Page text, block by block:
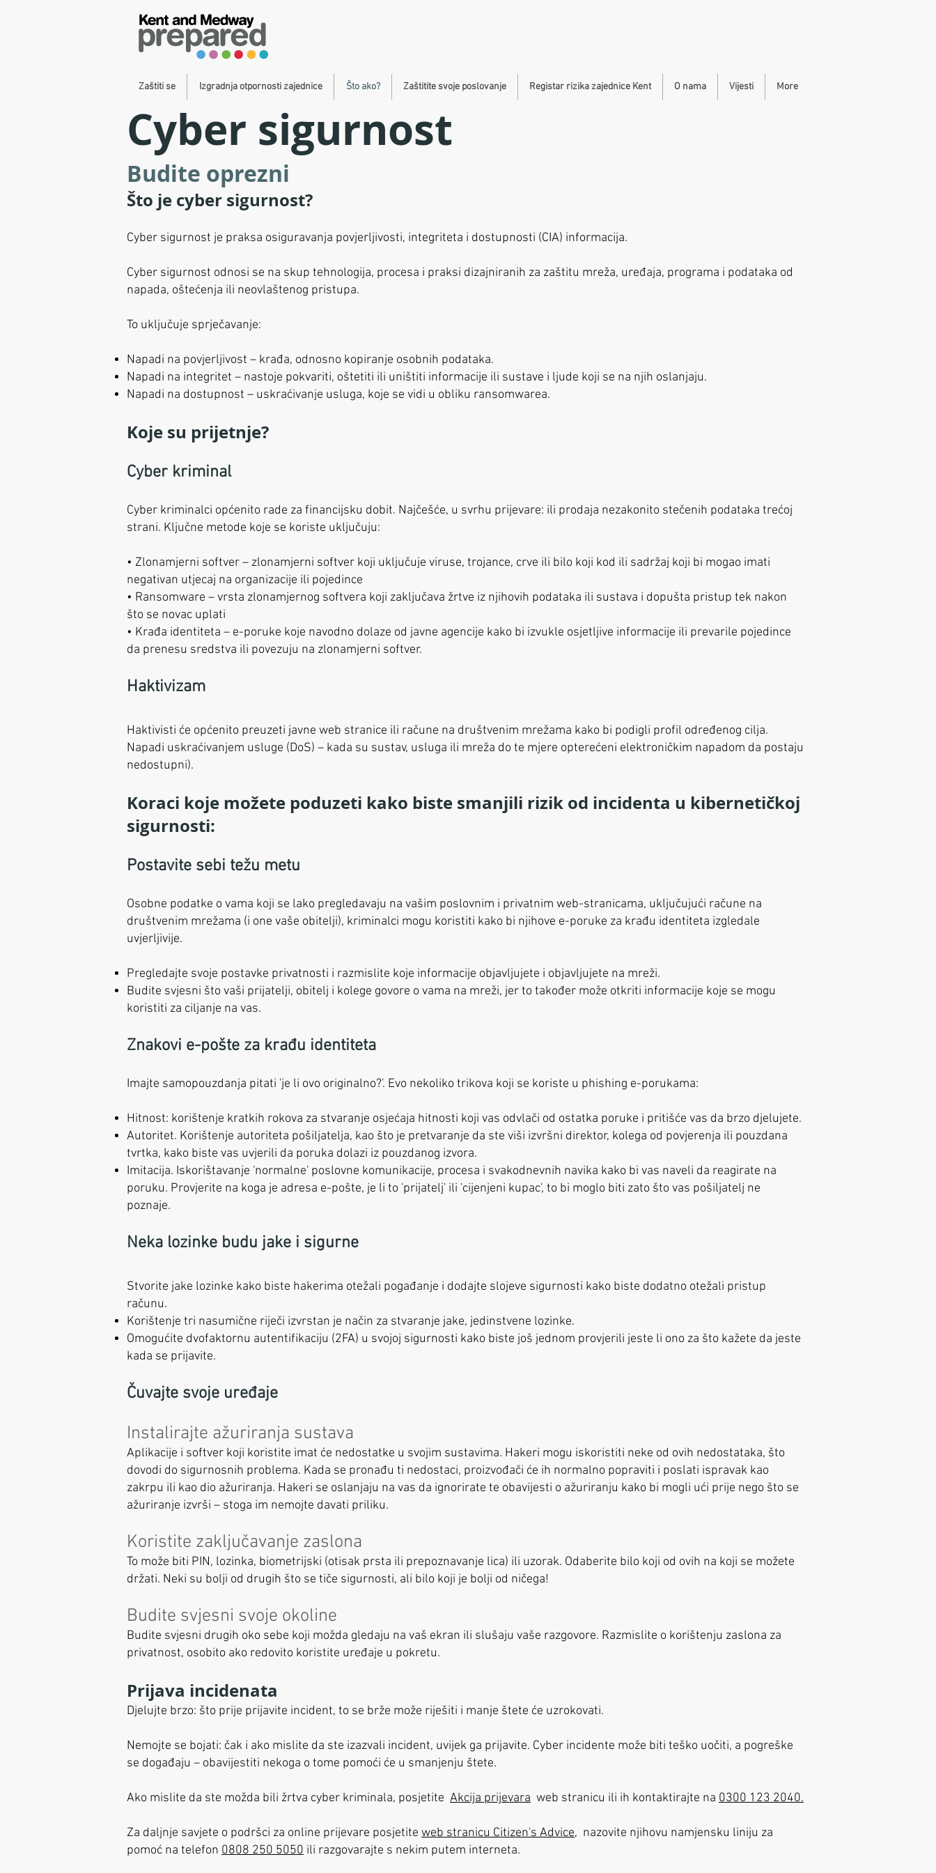
Zaštiti se Izgradnja otpornosti zajednice Što ako? Zaštitite svoje poslovanje Registar rizika zajednice Kent O nama Vijesti More
Cyber sigurnost
Budite oprezni
Što je cyber sigurnost?
Cyber sigurnost je praksa osiguravanja povjerljivosti, integriteta i dostupnosti (CIA) informacija.
Cyber sigurnost odnosi se na skup tehnologija, procesa i praksi dizajniranih za zaštitu mreža, uređaja, programa i podataka od
napada, oštećenja ili neovlaštenog pristupa.
To uključuje sprječavanje:
Napadi na povjerljivost – krađa, odnosno kopiranje osobnih podataka.
Napadi na integritet – nastoje pokvariti, oštetiti ili uništiti informacije ili sustave i ljude koji se na njih oslanjaju.
Napadi na dostupnost – uskraćivanje usluga, koje se vidi u obliku ransomwarea.
Koje su prijetnje?
Cyber kriminal
Cyber kriminalci općenito rade za financijsku dobit. Najčešće, u svrhu prijevare: ili prodaja nezakonito stečenih podataka trećoj
strani. Ključne metode koje se koriste uključuju:
• Zlonamjerni softver – zlonamjerni softver koji uključuje viruse, trojance, crve ili bilo koji kod ili sadržaj koji bi mogao imati
negativan utjecaj na organizacije ili pojedince
• Ransomware – vrsta zlonamjernog softvera koji zaključava žrtve iz njihovih podataka ili sustava i dopušta pristup tek nakon
što se novac uplati
• Krađa identiteta – e-poruke koje navodno dolaze od javne agencije kako bi izvukle osjetljive informacije ili prevarile pojedince
da prenesu sredstva ili povezuju na zlonamjerni softver.
Haktivizam
Haktivisti će općenito preuzeti javne web stranice ili račune na društvenim mrežama kako bi podigli profil određenog cilja.
Napadi uskraćivanjem usluge (DoS) – kada su sustav, usluga ili mreža do te mjere opterećeni elektroničkim napadom da postaju
nedostupni).
Koraci koje možete poduzeti kako biste smanjili rizik od incidenta u kibernetičkoj
sigurnosti:
Postavite sebi težu metu
Osobne podatke o vama koji se lako pregledavaju na vašim poslovnim i privatnim web-stranicama, uključujući račune na
društvenim mrežama (i one vaše obitelji), kriminalci mogu koristiti kako bi njihove e-poruke za krađu identiteta izgledale
uvjerljivije.
Pregledajte svoje postavke privatnosti i razmislite koje informacije objavljujete i objavljujete na mreži.
Budite svjesni što vaši prijatelji, obitelj i kolege govore o vama na mreži, jer to također može otkriti informacije koje se mogu
koristiti za ciljanje na vas.
Znakovi e-pošte za krađu identiteta
Imajte samopouzdanja pitati 'je li ovo originalno?'. Evo nekoliko trikova koji se koriste u phishing e-porukama:
Hitnost: korištenje kratkih rokova za stvaranje osjećaja hitnosti koji vas odvlači od ostatka poruke i pritišće vas da brzo djelujete.
Autoritet. Korištenje autoriteta pošiljatelja, kao što je pretvaranje da ste viši izvršni direktor, kolega od povjerenja ili pouzdana
tvrtka, kako biste vas uvjerili da poruka dolazi iz pouzdanog izvora.
Imitacija. Iskorištavanje 'normalne' poslovne komunikacije, procesa i svakodnevnih navika kako bi vas naveli da reagirate na
poruku. Provjerite na koga je adresa e-pošte, je li to 'prijatelj' ili 'cijenjeni kupac', to bi moglo biti zato što vas pošiljatelj ne
poznaje.
Neka lozinke budu jake i sigurne
Stvorite jake lozinke kako biste hakerima otežali pogađanje i dodajte slojeve sigurnosti kako biste dodatno otežali pristup
računu.
Korištenje tri nasumične riječi izvrstan je način za stvaranje jake, jedinstvene lozinke.
Omogućite dvofaktornu autentifikaciju (2FA) u svojoj sigurnosti kako biste još jednom provjerili jeste li ono za što kažete da jeste
kada se prijavite.
Čuvajte svoje uređaje
Instalirajte ažuriranja sustava
Aplikacije i softver koji koristite imat će nedostatke u svojim sustavima. Hakeri mogu iskoristiti neke od ovih nedostataka, što
dovodi do sigurnosnih problema. Kada se pronađu ti nedostaci, proizvođači će ih normalno popraviti i poslati ispravak kao
zakrpu ili kao dio ažuriranja. Hakeri se oslanjaju na vas da ignorirate te obavijesti o ažuriranju kako bi mogli ući prije nego što se
ažuriranje izvrši – stoga im nemojte davati priliku.
Koristite zaključavanje zaslona
To može biti PIN, lozinka, biometrijski (otisak prsta ili prepoznavanje lica) ili uzorak. Odaberite bilo koji od ovih na koji se možete
držati. Neki su bolji od drugih što se tiče sigurnosti, ali bilo koji je bolji od ničega!
Budite svjesni svoje okoline
Budite svjesni drugih oko sebe koji možda gledaju na vaš ekran ili slušaju vaše razgovore. Razmislite o korištenju zaslona za
privatnost, osobito ako redovito koristite uređaje u pokretu.
Prijava incidenata
Djelujte brzo: što prije prijavite incident, to se brže može riješiti i manje štete će uzrokovati.
Nemojte se bojati: čak i ako mislite da ste izazvali incident, uvijek ga prijavite. Cyber incidente može biti teško uočiti, a pogreške
se događaju – obavijestiti nekoga o tome pomoći će u smanjenju štete.
Ako mislite da ste možda bili žrtva cyber kriminala, posjetite Akcija prijevara web stranicu ili ih kontaktirajte na 0300 123 2040.
Za daljnje savjete o podršci za online prijevare posjetite web stranicu Citizen's Advice, nazovite njihovu namjensku liniju za
pomoć na telefon 0808 250 5050 ili razgovarajte s nekim putem interneta.